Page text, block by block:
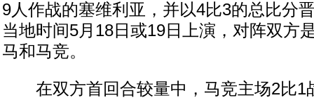
9人作战的塞维利亚，并以4比3的总比分
当地时间5月18日或19日上演，对阵双方
马和马竞。
在双方首回合较量中，马竞主场2比1